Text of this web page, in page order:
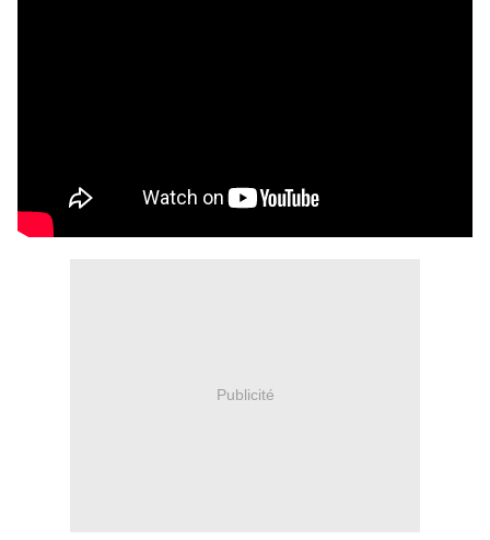
Publicité